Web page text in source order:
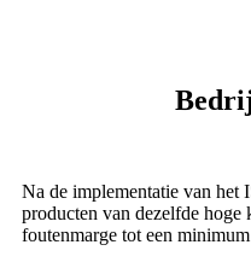
Na de implementatie van het
producten van dezelfde hoge
foutenmarge tot een